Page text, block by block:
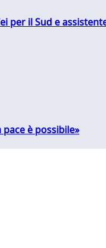
per il Sud e
è possibile»